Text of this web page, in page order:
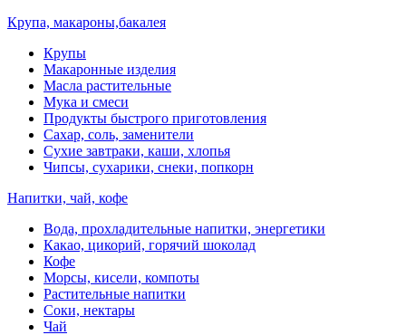
Крупа, макароны,бакалея
Крупы
Макаронные изделия
Масла растительные
Мука и смеси
Продукты быстрого приготовления
Сахар, соль, заменители
Сухие завтраки, каши, хлопья
Чипсы, сухарики, снеки, попкорн
Напитки, чай, кофе
Вода, прохладительные напитки, энергетики
Какао, цикорий, горячий шоколад
Кофе
Морсы, кисели, компоты
Растительные напитки
Соки, нектары
Чай